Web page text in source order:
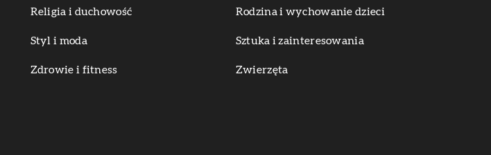
Religia i duchowość Rodzina i wychowanie dzieci
Styl i moda Sztuka i zainteresowania
Zdrowie i fitness Zwierzęta